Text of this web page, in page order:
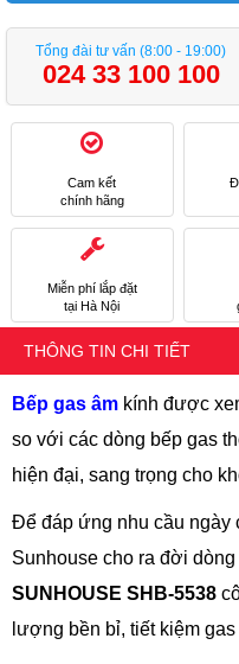
Tổng đài tư vấn (8:00 - 19:00)
024 33 100 100
Cam kết
chính hãng
Miễn phí lắp đặt
tại Hà Nội
THÔNG TIN CHI TIẾT
Bếp gas âm kính được
so với các dòng bếp gas
hiện đại, sang trọng cho
Để đáp ứng nhu cầu ngày
Sunhouse cho ra đời
SUNHOUSE SHB-5538
lượng bền bỉ, tiết kiệm